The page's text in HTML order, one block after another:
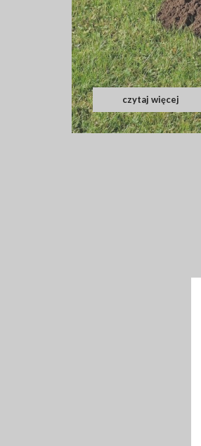
czytaj więcej